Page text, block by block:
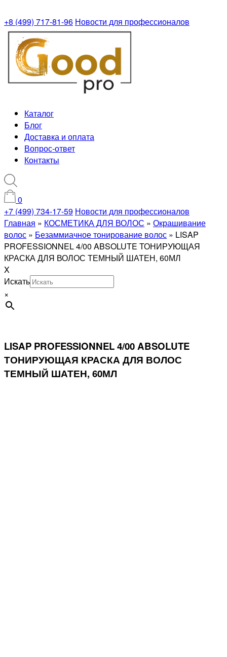
+8 (499) 717-81-96 Новости для профессионалов
Каталог
Блог
Доставка и оплата
Вопрос-ответ
Контакты
0
+7 (499) 734-17-59 Новости для профессионалов
Главная » КОСМЕТИКА ДЛЯ ВОЛОС » Окрашивание
волос » Безаммиачное тонирование волос » LISAP
PROFESSIONNEL 4/00 ABSOLUTE ТОНИРУЮЩАЯ
КРАСКА ДЛЯ ВОЛОС ТЕМНЫЙ ШАТЕН, 60МЛ
X
Искать
×
LISAP PROFESSIONNEL 4/00 ABSOLUTE
ТОНИРУЮЩАЯ КРАСКА ДЛЯ ВОЛОС
ТЕМНЫЙ ШАТЕН, 60МЛ